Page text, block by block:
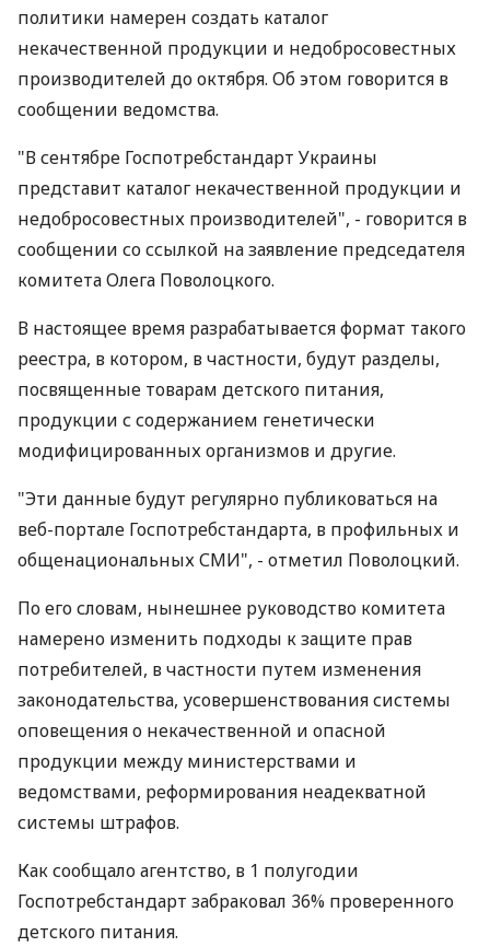
политики намерен создать каталог
некачественной продукции и недобросовестных
производителей до октября. Об этом говорится в
сообщении ведомства.
"В сентябре Госпотребстандарт Украины
представит каталог некачественной продукции и
недобросовестных производителей", - говорится в
сообщении со ссылкой на заявление председателя
комитета Олега Поволоцкого.
В настоящее время разрабатывается формат такого
реестра, в котором, в частности, будут разделы,
посвященные товарам детского питания,
продукции с содержанием генетически
модифицированных организмов и другие.
"Эти данные будут регулярно публиковаться на
веб-портале Госпотребстандарта, в профильных и
общенациональных СМИ", - отметил Поволоцкий.
По его словам, нынешнее руководство комитета
намерено изменить подходы к защите прав
потребителей, в частности путем изменения
законодательства, усовершенствования системы
оповещения о некачественной и опасной
продукции между министерствами и
ведомствами, реформирования неадекватной
системы штрафов.
Как сообщало агентство, в 1 полугодии
Госпотребстандарт забраковал 36% проверенного
детского питания.